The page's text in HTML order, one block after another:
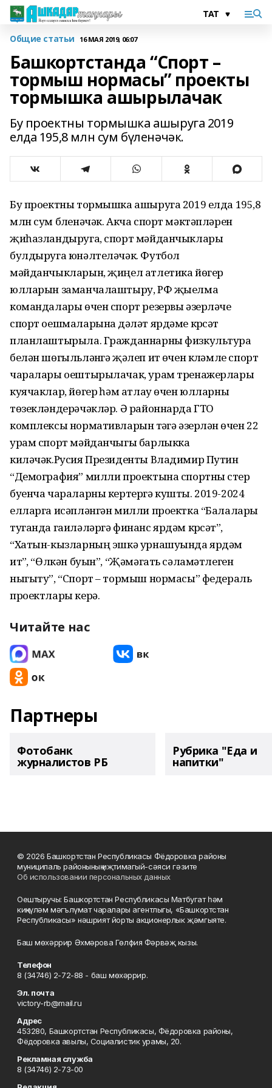
Общие статьи 16 МАЯ 2019, 06:07
Башкортстанда “Спорт –
тормыш нормасы” проекты
тормышка ашырылачак
Бу проектны тормышка ашыруга 2019
елда 195,8 млн сум бүленәчәк.
Бу проектны тормышка ашыруга 2019 елда 195,8
млн сум бүленәчәк. Акча спорт мәктәпләрен
җиһазландыруга, спорт мәйданчыклары
булдыруга юнәлтеләчәк. Футбол
мәйданчыкларын, җиңел атлетика йөгерү
юлларын заманчалаштыру, РФ җыелма
командалары өчен спорт резервы әзерләүче
спорт оешмаларына дәүләт ярдәме күрсәтү
планлаштырыла. Гражданнарны физкультура
белән шөгыльләнүгә җәлеп итү өчен күләмле спорт
чаралары оештырылачак, урам тренажерлары
куячаклар, йөгерү һәм атлау өчен юлларны
төзекләндерәчәкләр. Ә районнарда ГТО
комплексы нормативларын үтәүгә әзерләнү өчен 22
урам спорт мәйданчыгы барлыкка
киләчәк.Русия Президенты Владимир Путин
“Демография” милли проектына спортны үстерү
буенча чараларны кертергә кушты. 2019-2024
елларга исәпләнгән милли проектка “Балалары
туганда гаиләләргә финанс ярдәм күрсәтү”,
“Хатын-кызларның эшкә урнашуында ярдәм
итү”, “Өлкән буын”, “Җәмәгать сәламәтлеген
ныгыту”, “Спорт – тормыш нормасы” федераль
проектлары керә.
Читайте нас
Партнеры
Фотобанк
журналистов РБ
Рубрика "Еда и
напитки"
© 2026 Башкортстан Республикасы Фёдоровка районы
муниципаль районының иҗтимагый-сәяси гәзите
Об использовании персональных данных
Оештыручы: Башкортстан Республикасы Матбугат һәм
киңкүләм мәгълүмат чаралары агентлыгы, «Башкортстан
Республикасы» нәшрият йорты акционерлык җәмгыяте.
Баш мөхәррир Әхмәрова Гөлфия Фәрвәҗ кызы.
Телефон
8 (34746) 2-72-88 - баш мөхәррир.
Эл. почта
victory-rb@mail.ru
Адрес
453280, Башкортстан Республикасы, Фёдоровка районы,
Фёдоровка авылы, Социалистик урамы, 20.
Рекламная служба
8 (34746) 2-73-00